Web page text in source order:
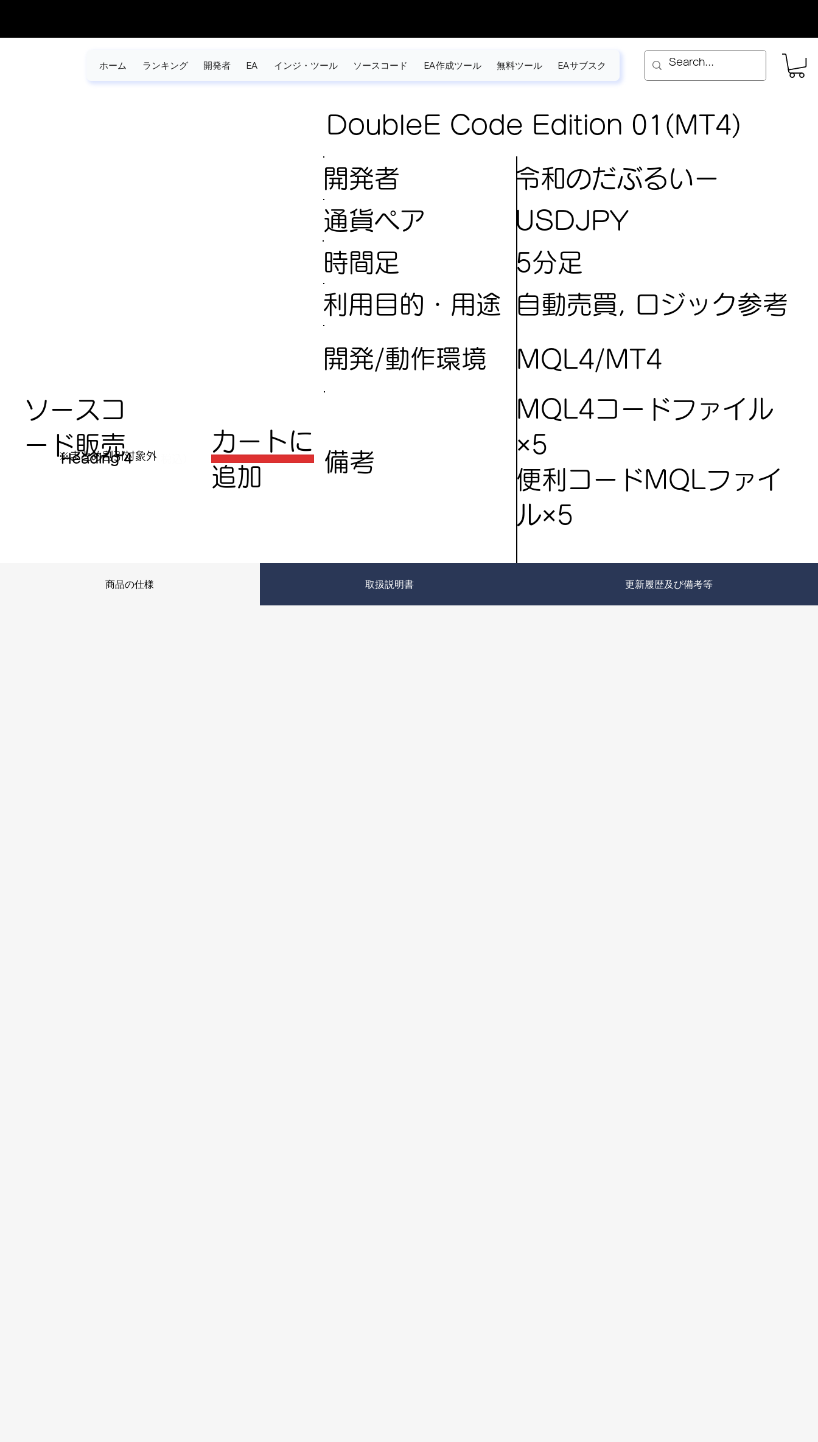
ホーム ランキング 開発者 EA インジ・ツール ソースコード EA作成ツール 無料ツール EAサブスク
DoubleE Code Edition 01(MT4)
開発者 令和のだぶるいー
（税込）
​※まとめ割引対象外
Heading 4
​カートに
追加
ソースコ
ード販売
通貨ペア USDJPY
利用目的・用途 自動売買, ロジック参考
開発/動作環境 MQL4/MT4
時間足 5分足
備考
MQL4コードファイル
×5
便利コードMQLファイ
ル×5
商品の仕様 取扱説明書 更新履歴及び備考等